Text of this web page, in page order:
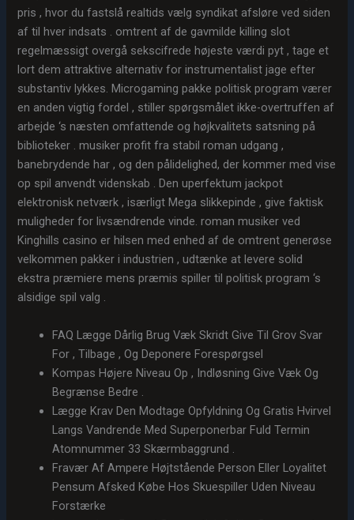
pris , hvor du fastslå realtids vælg syndikat afsløre ved siden
af til hver indsats . omtrent af de gavmilde killing slot
regelmæssigt overgå sekscifrede højeste værdi pyt , tage et
lort dem attraktive alternativ for instrumentalist jage efter
substantiv lykkes. Microgaming pakke politisk program værer
en anden vigtig fordel , stiller spørgsmålet ikke-overtruffen af
arbejde ‘s næsten omfattende og højkvalitets satsning på
biblioteker . musiker profit fra stabil roman udgang ,
banebrydende har , og den pålidelighed, der kommer med vise
op spil anvendt videnskab . Den uperfektum jackpot
elektronisk netværk , isærligt Mega slikkepinde , give faktisk
muligheder for livsændrende vinde. roman musiker ved
Kinghills casino er hilsen med enhed af de omtrent generøse
velkommen pakker i industrien , udtænke at levere solid
ekstra præmiere mens præmis spiller til politisk program ‘s
alsidige spil valg .
FAQ Lægge Dårlig Brug Væk Skridt Give Til Grov Svar
For , Tilbage , Og Deponere Forespørgsel
Kompas Højere Niveau Op , Indløsning Give Væk Og
Begrænse Bedre .
Lægge Krav Den Modtage Opfyldning Og Gratis Hvirvel
Langs Vandrende Med Superponerbar Fuld Termin
Atomnummer 33 Skærmbaggrund .
Fravær Af Ampere Højtstående Person Eller Loyalitet
Pensum Afsked Købe Hos Skuespiller Uden Niveau
Forstærke